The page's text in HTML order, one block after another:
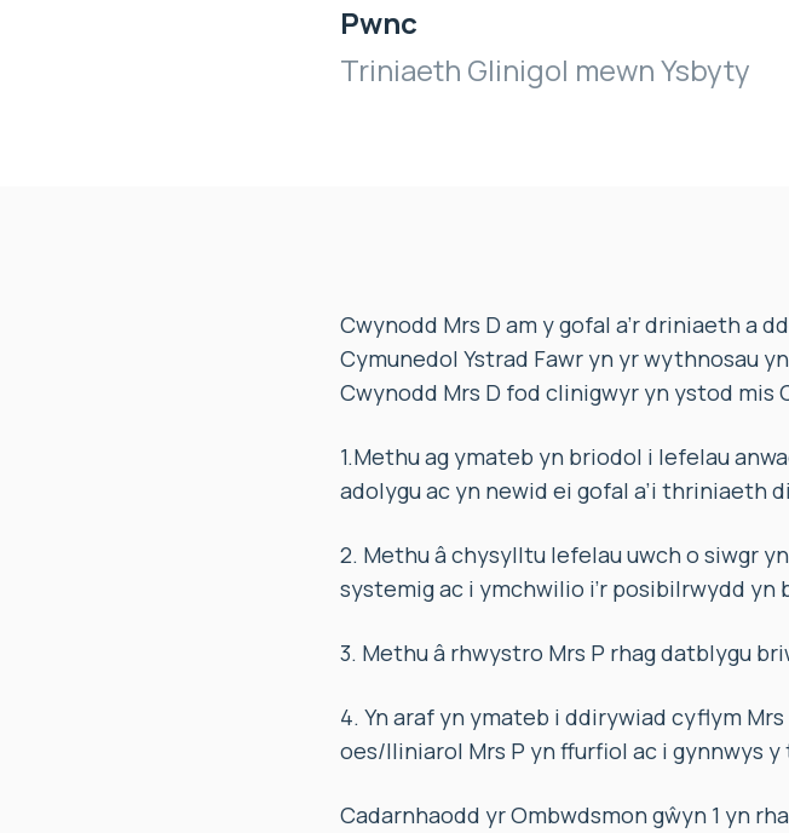
Pwnc
Triniaeth Glinigol mewn Ysbyty
Cwynodd Mrs D am y gofal a’r driniaeth a
Cymunedol Ystrad Fawr yn yr wythnosau
Cwynodd Mrs D fod clinigwyr yn ystod mis
1.Methu ag ymateb yn briodol i lefelau
adolygu ac yn newid ei gofal a’i thriniaeth
2. Methu â chysylltu lefelau uwch o siwgr
systemig ac i ymchwilio i’r posibilrwydd yn
3. Methu â rhwystro Mrs P rhag datblygu
4. Yn araf yn ymateb i ddirywiad cyflym
oes/lliniarol Mrs P yn ffurfiol ac i gynnwys y
Cadarnhaodd yr Ombwdsmon gŵyn 1 yn